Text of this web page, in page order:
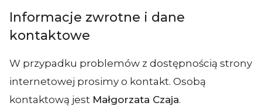
Informacje zwrotne i dane
kontaktowe
W przypadku problemów z dostępnością strony
internetowej prosimy o kontakt. Osobą
kontaktową jest Małgorzata Czaja.